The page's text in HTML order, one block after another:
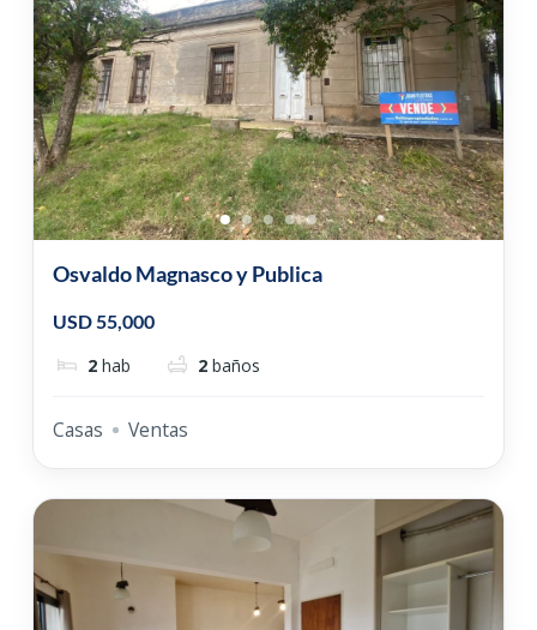
Osvaldo Magnasco y Publica
USD 55,000
2 hab 2 baños
Casas Ventas